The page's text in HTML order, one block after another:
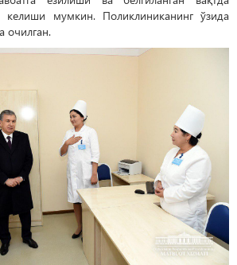
келиши мумкин. Поликлиниканинг ўзида
очилган.